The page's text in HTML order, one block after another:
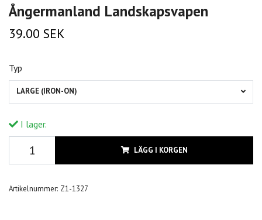
Ångermanland Landskapsvapen
39.00 SEK
Typ
LARGE (IRON-ON)
I lager.
LÄGG I KORGEN
Artikelnummer: Z1-1327